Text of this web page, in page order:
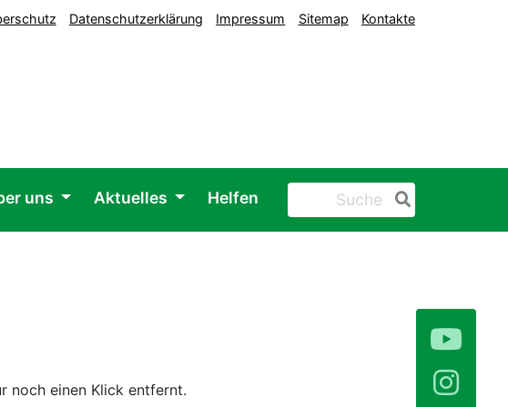
Datenschutzerklärung Impressum Sitemap Kontakte
uns Aktuelles Helfen
noch einen Klick entfernt.